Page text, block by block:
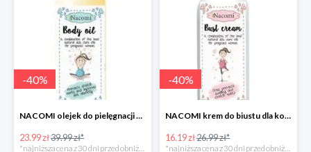
-40%
NACOMI olejek do pielęgnacji skóry kobiet w ciąży
23.99 zł39.99 zł*
-40%
NACOMI krem do biustu dla kobiet w ciąży w super cenie
16.19 zł26.99 zł*